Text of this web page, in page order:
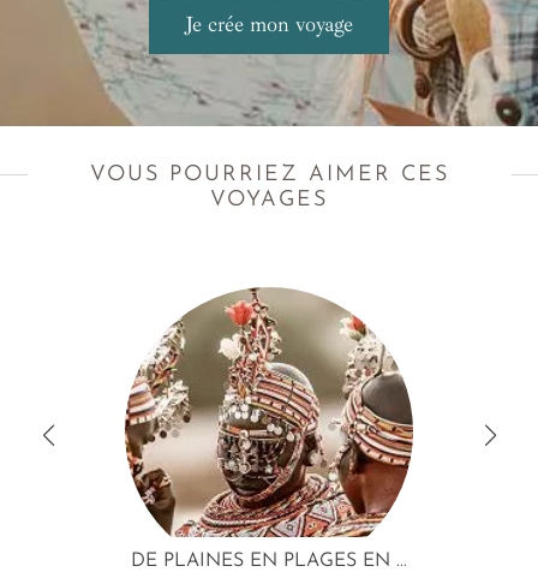
VOUS POURRIEZ AIMER CES
VOYAGES
DE PLAINES EN PLAGES EN ...